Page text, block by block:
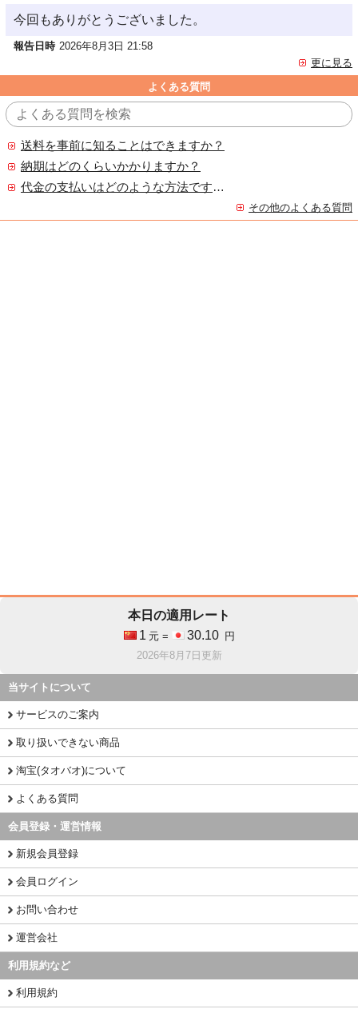
今回もありがとうございました。
報告日時 2026年8月3日 21:58
更に見る
よくある質問
送料を事前に知ることはできますか？
納期はどのくらいかかりますか？
代金の支払いはどのような方法ですか？
その他のよくある質問
本日の適用レート
1 元 = 30.10
円
2026年8月7日更新
当サイトについて
サービスのご案内
取り扱いできない商品
淘宝(タオバオ)について
よくある質問
会員登録・運営情報
新規会員登録
会員ログイン
お問い合わせ
運営会社
利用規約など
利用規約